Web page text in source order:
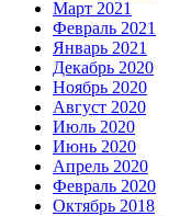
Март 2021
Февраль 2021
Январь 2021
Декабрь 2020
Ноябрь 2020
Август 2020
Июль 2020
Июнь 2020
Апрель 2020
Февраль 2020
Октябрь 2018